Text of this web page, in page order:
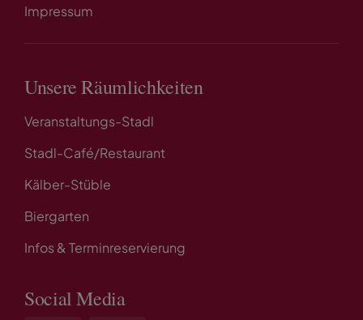
Impressum
Unsere Räumlichkeiten
Veranstaltungs-Stadl
Stadl-Café/Restaurant
Kälber-Stüble
Biergarten
Infos & Terminreservierung
Social Media